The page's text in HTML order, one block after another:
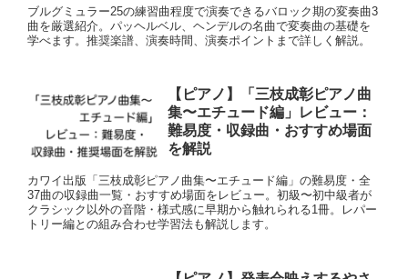
ブルグミュラー25の練習曲程度で演奏できるバロック期の変奏曲3
曲を厳選紹介。パッヘルベル、ヘンデルの名曲で変奏曲の基礎を
学べます。推奨楽譜、演奏時間、演奏ポイントまで詳しく解説。
【ピアノ】「三枝成彰ピアノ曲
集〜エチュード編」レビュー：
難易度・収録曲・おすすめ場面
を解説
カワイ出版「三枝成彰ピアノ曲集〜エチュード編」の難易度・全
37曲の収録曲一覧・おすすめ場面をレビュー。初級〜初中級者が
クラシック以外の音階・様式感に早期から触れられる1冊。レパー
トリー編との組み合わせ学習法も解説します。